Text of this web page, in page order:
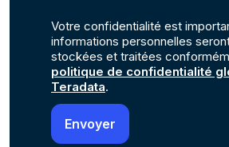
Votre confidentialité est
informations personnelles
stockées et traitées
politique de confidentialité
Teradata.